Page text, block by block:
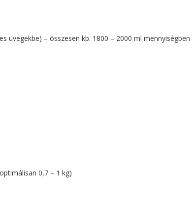
üvegekbe) – összesen kb. 1800 – 2000 ml mennyiségben
0,7 – 1 kg)